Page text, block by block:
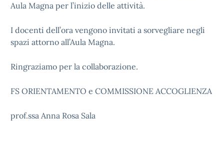
Aula Magna per l’inizio delle attività.
I docenti dell’ora vengono invitati a sorvegliare negli
spazi attorno all’Aula Magna.
Ringraziamo per la collaborazione.
FS ORIENTAMENTO e COMMISSIONE ACCOGLIENZA
prof.ssa Anna Rosa Sala